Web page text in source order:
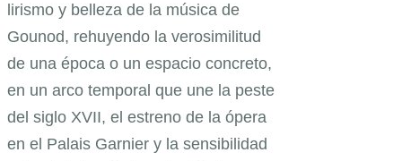
lirismo y belleza de la música de
Gounod, rehuyendo la verosimilitud
de una época o un espacio concreto,
en un arco temporal que une la peste
del siglo XVII, el estreno de la ópera
en el Palais Garnier y la sensibilidad